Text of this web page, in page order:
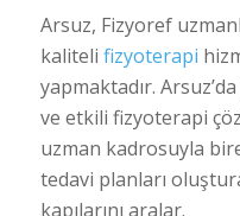
Arsuz, Fizyoref
kaliteli fizyoterapi
yapmaktadır.
ve etkili fizyoterapi
uzman kadrosuyla
tedavi planları
kapılarını aralar.